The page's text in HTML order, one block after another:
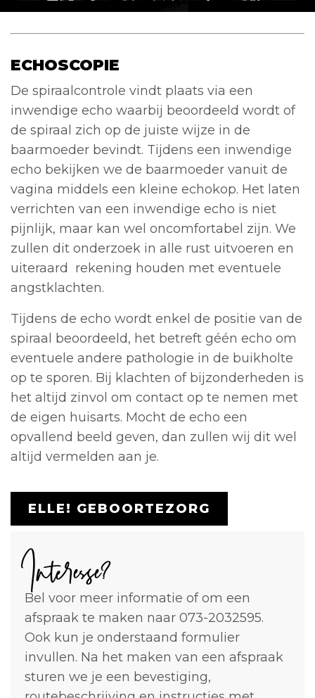
ECHOSCOPIE
De spiraalcontrole vindt plaats via een
inwendige echo waarbij beoordeeld wordt of
de spiraal zich op de juiste wijze in de
baarmoeder bevindt. Tijdens een inwendige
echo bekijken we de baarmoeder vanuit de
vagina middels een kleine echokop. Het laten
verrichten van een inwendige echo is niet
pijnlijk, maar kan wel oncomfortabel zijn. We
zullen dit onderzoek in alle rust uitvoeren en
uiteraard rekening houden met eventuele
angstklachten.
Tijdens de echo wordt enkel de positie van de
spiraal beoordeeld, het betreft géén echo om
eventuele andere pathologie in de buikholte
op te sporen. Bij klachten of bijzonderheden is
het altijd zinvol om contact op te nemen met
de eigen huisarts. Mocht de echo een
opvallend beeld geven, dan zullen wij dit wel
altijd vermelden aan je.
ELLE! GEBOORTEZORG
Interesse?
Bel voor meer informatie of om een
afspraak te maken naar 073-2032595.
Ook kun je onderstaand formulier
invullen. Na het maken van een afspraak
sturen we je een bevestiging,